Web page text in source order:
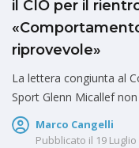
il CIO per il
riprovevole»
La lettera congiunta al
Sport Glenn Micallef
Marco Cangelli
Pubblicato il 19